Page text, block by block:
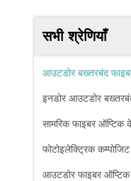
सभी श्रेणियाँ
आउटडोर बख्तरबंद
इनडोर आउटडोर
सामरिक फाइबर ऑप्टिक
फोटोइलेक्ट्रिक
आउटडोर फाइबर